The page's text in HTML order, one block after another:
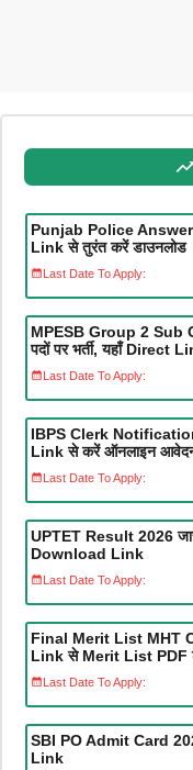
Punjab Police Answer
Link से तुरंत करें डाउनलोड
Last Date To Apply:
MPESB Group 2 Sub
पदों पर भर्ती, यहाँ Direct
Last Date To Apply:
IBPS Clerk Notification
Link से करें ऑनलाइन
Last Date To Apply:
UPTET Result 2026
Download Link
Last Date To Apply:
Final Merit List MHT
Link से Merit List PDF
Last Date To Apply:
SBI PO Admit Card
Link